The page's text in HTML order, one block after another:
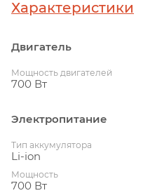
Характеристики
Двигатель
Мощность двигателей
700 Вт
Электропитание
Тип аккумулятора
Li-ion
Мощность
700 Вт